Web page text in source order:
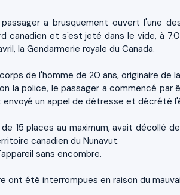
a brusquement ouvert l'une
canadien et s'est jeté dans le vide, à
la Gendarmerie royale du Canada.
de l'homme de 20 ans, originaire de
la police, le passager a commencé
envoyé un appel de détresse et décrété
15 places au maximum, avait décollé
canadien du Nunavut.
sans encombre.
ont été interrompues en raison du